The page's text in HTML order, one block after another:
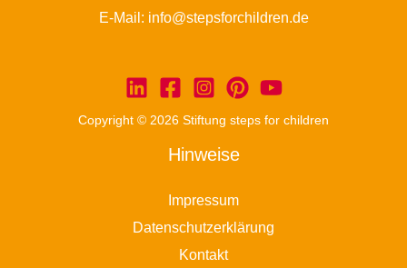
E-Mail: info@stepsforchildren.de
Copyright © 2026 Stiftung steps for children
Hinweise
Impressum
Datenschutzerklärung
Kontakt